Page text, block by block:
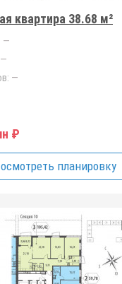
квартира 38.68 м²
—
—
—
₽
планировку